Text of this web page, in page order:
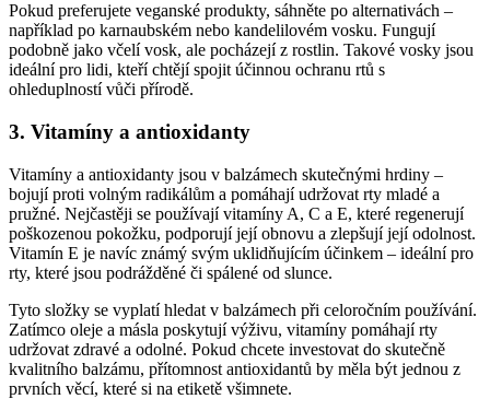
Pokud preferujete veganské produkty, sáhněte po alternativách –
například po karnaubském nebo kandelilovém vosku. Fungují
podobně jako včelí vosk, ale pocházejí z rostlin. Takové vosky jsou
ideální pro lidi, kteří chtějí spojit účinnou ochranu rtů s
ohleduplností vůči přírodě.
3. Vitamíny a antioxidanty
Vitamíny a antioxidanty jsou v balzámech skutečnými hrdiny –
bojují proti volným radikálům a pomáhají udržovat rty mladé a
pružné. Nejčastěji se používají vitamíny A, C a E, které regenerují
poškozenou pokožku, podporují její obnovu a zlepšují její odolnost.
Vitamín E je navíc známý svým uklidňujícím účinkem – ideální pro
rty, které jsou podrážděné či spálené od slunce.
Tyto složky se vyplatí hledat v balzámech při celoročním používání.
Zatímco oleje a másla poskytují výživu, vitamíny pomáhají rty
udržovat zdravé a odolné. Pokud chcete investovat do skutečně
kvalitního balzámu, přítomnost antioxidantů by měla být jednou z
prvních věcí, které si na etiketě všimnete.